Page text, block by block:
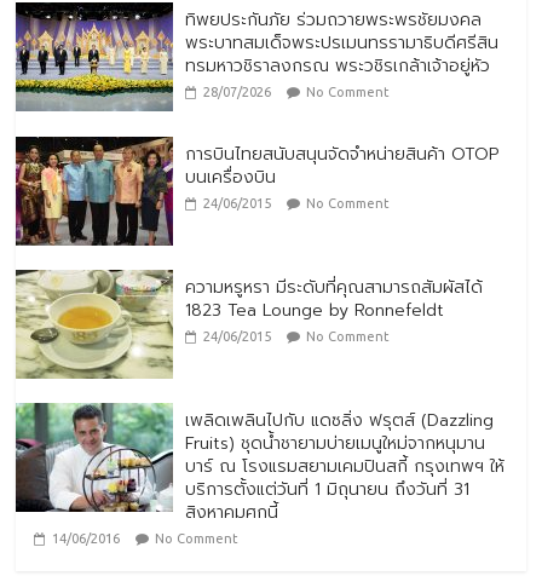
28/07/2026 No Comment
ทิพยประกันภัย ร่วมถวายพระพรชัยมงคล
พระบาทสมเด็จพระปรเมนทรรามาธิบดีศรีสิน
ทรมหาวชิราลงกรณ พระวชิรเกล้าเจ้าอยู่หัว
28/07/2026 No Comment
การบินไทยสนับสนุนจัดจำหน่ายสินค้า OTOP
บนเครื่องบิน
24/06/2015 No Comment
ความหรูหรา มีระดับที่คุณสามารถสัมผัสได้
1823 Tea Lounge by Ronnefeldt
24/06/2015 No Comment
เพลิดเพลินไปกับ แดซลิ่ง ฟรุตส์ (Dazzling
Fruits) ชุดน้ำชายามบ่ายเมนูใหม่จากหนุมาน
บาร์ ณ โรงแรมสยามเคมปินสกี้ กรุงเทพฯ ให้
บริการตั้งแต่วันที่ 1 มิถุนายน ถึงวันที่ 31
สิงหาคมศกนี้
14/06/2016 No Comment